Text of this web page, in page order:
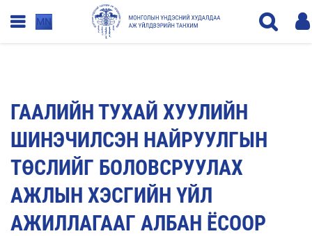
MN
ГААЛИЙН ТУХАЙ ХУУЛИЙН
ШИНЭЧИЛСЭН НАЙРУУЛГЫН
ТӨСЛИЙГ БОЛОВСРУУЛАХ
АЖЛЫН ХЭСГИЙН ҮЙЛ
АЖИЛЛАГААГ АЛБАН ЁСООР